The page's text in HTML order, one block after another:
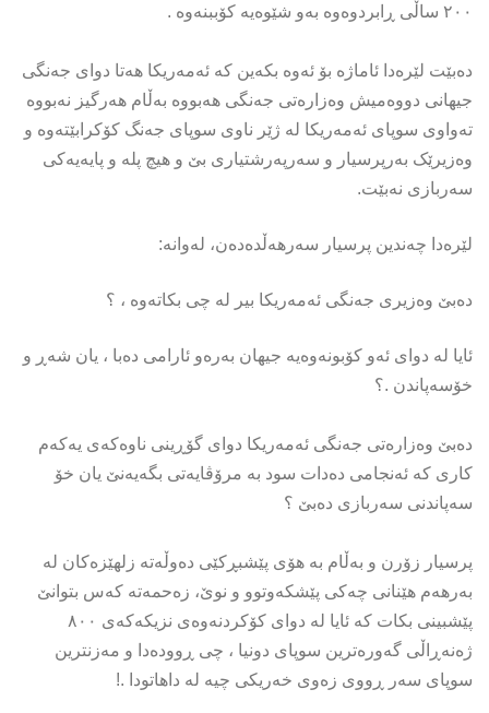
۲٠٠ ساڵی ڕابردوەوە بەو شێوەیە کۆببنەوە .
دەبێت لێرەدا ئاماژە بۆ ئەوە بکەین کە ئەمەریکا هەتا دوای جەنگی
جیهانی دووەمیش وەزارەتی جەنگی هەبووە بەڵام هەرگیز نەبووە
تەواوی سوپای ئەمەریکا لە ژێر ناوی سوپای جەنگ کۆکرابێتەوە و
وەزیرێک بەرپرسیار و سەرپەرشتیاری بێ و هیچ پلە و پایەیەکی
سەربازی نەبێت.
لێرەدا چەندین پرسیار سەرهەڵدەدەن، لەوانە:
دەبێ وەزیری جەنگی ئەمەریکا بیر لە چی بکاتەوە ، ؟
ئایا لە دوای ئەو کۆبونەوەیە جیهان بەرەو ئارامی دەبا ، یان شەڕ و
خۆسەپاندن .؟
دەبێ وەزارەتی جەنگی ئەمەریکا دوای گۆڕینی ناوەکەی یەکەم
کاری کە ئەنجامی دەدات سود بە مرۆڤایەتی بگەیەنێ یان خۆ
سەپاندنی سەربازی دەبێ ؟
پرسیار زۆرن و بەڵام بە هۆی پێشبڕکێی دەوڵەتە زلهێزەکان لە
بەرهەم هێنانی چەکی پێشکەوتوو و نوێ، زەحمەتە کەس بتوانێ
پێشبینی بکات کە ئایا لە دوای کۆکردنەوەی نزیکەکەی ۸٠٠
ژەنەڕاڵی گەورەترین سوپای دونیا ، چی ڕوودەدا و مەزنترین
سوپای سەر ڕووی زەوی خەریکی چیە لە داهاتودا .!